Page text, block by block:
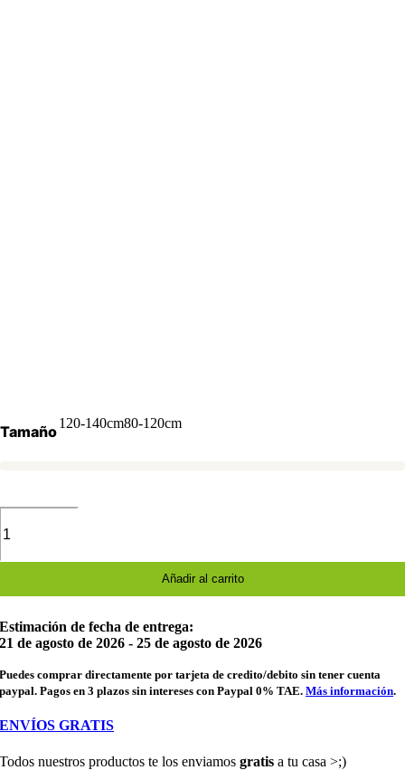
Tamaño120-140cm80-120cm
Añadir al carrito
Estimación de fecha de entrega:
21 de agosto de 2026 - 25 de agosto de 2026
Puedes comprar directamente por tarjeta de credito/debito sin tener cuenta
paypal. Pagos en 3 plazos sin intereses con Paypal 0% TAE.Más información.
ENVÍOS GRATIS
Todos nuestros productos te los enviamosgratis a tu casa >;)